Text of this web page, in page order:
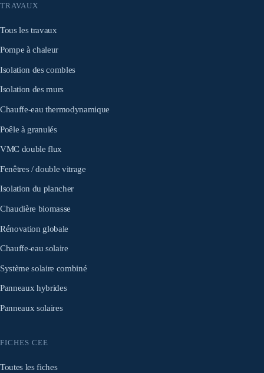
TRAVAUX
Tous les travaux
Pompe à chaleur
Isolation des combles
Isolation des murs
Chauffe-eau thermodynamique
Poêle à granulés
VMC double flux
Fenêtres / double vitrage
Isolation du plancher
Chaudière biomasse
Rénovation globale
Chauffe-eau solaire
Système solaire combiné
Panneaux hybrides
Panneaux solaires
FICHES CEE
Toutes les fiches